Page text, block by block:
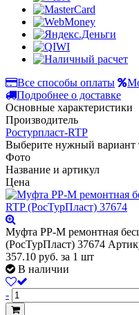
Все способы оплаты
Подробнее о доставке
Основные характеристики
Производитель
Ростурпласт-RTP
Выберите нужный вариант
Фото
Название и артикул
Цена
Муфта PP-M ремонтная
(РосТурПласт) 37674
357.10 руб. за 1 шт
В наличии
-